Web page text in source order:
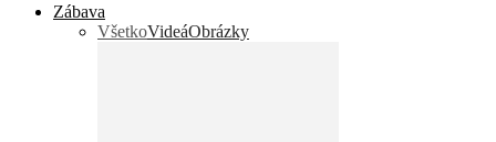
Zábava
VšetkoVideáObrázky